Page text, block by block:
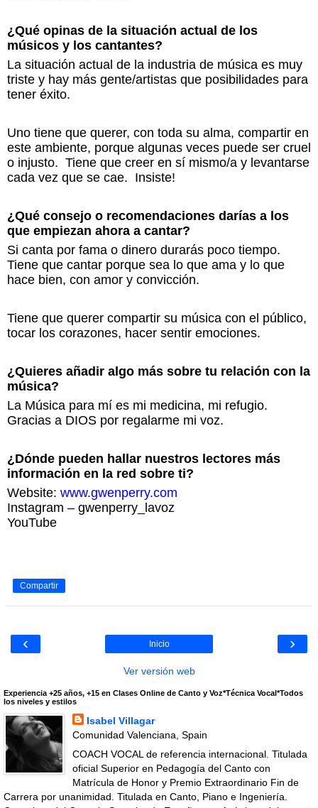
¿Qué opinas de la situación actual de los
músicos y los cantantes?
La situación actual de la industria de música es muy
triste y hay más gente/artistas que posibilidades para
tener éxito.
Uno tiene que querer, con toda su alma, compartir en
este ambiente, porque algunas veces puede ser cruel
o injusto. Tiene que creer en sí mismo/a y levantarse
cada vez que se cae. Insiste!
¿Qué consejo o recomendaciones darías a los
que empiezan ahora a cantar?
Si canta por fama o dinero durarás poco tiempo.
Tiene que cantar porque sea lo que ama y lo que
hace bien, con amor y convicción.
Tiene que querer compartir su música con el público,
tocar los corazones, hacer sentir emociones.
¿Quieres añadir algo más sobre tu relación con la
música?
La Música para mí es mi medicina, mi refugio.
Gracias a DIOS por regalarme mi voz.
¿Dónde pueden hallar nuestros lectores más
información en la red sobre ti?
Website: www.gwenperry.com
Instagram – gwenperry_lavoz
YouTube
Compartir
‹ ›
Inicio
Ver versión web
Experiencia +25 años, +15 en Clases Online de Canto y Voz*Técnica Vocal*Todos
los niveles y estilos
Isabel Villagar
Comunidad Valenciana, Spain
COACH VOCAL de referencia internacional. Titulada
oficial Superior en Pedagogía del Canto con
Matrícula de Honor y Premio Extraordinario Fin de
Carrera por unanimidad. Titulada en Canto, Piano e Ingeniería.